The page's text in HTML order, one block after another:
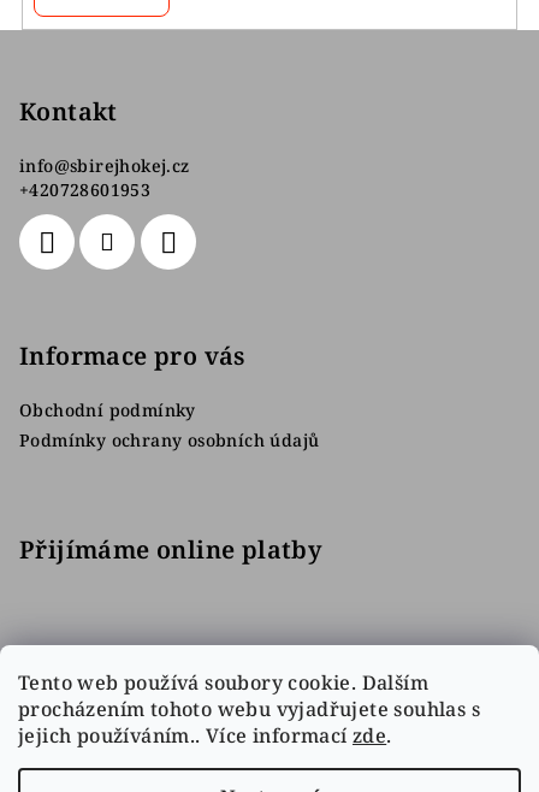
Tento web používá soubory cookie. Dalším
procházením tohoto webu vyjadřujete souhlas s
jejich používáním.. Více informací zde.
Kontakt
info@sbirejhokej.cz
+420728601953
Informace pro vás
Obchodní podmínky
Podmínky ochrany osobních údajů
Přijímáme online platby
Facebook